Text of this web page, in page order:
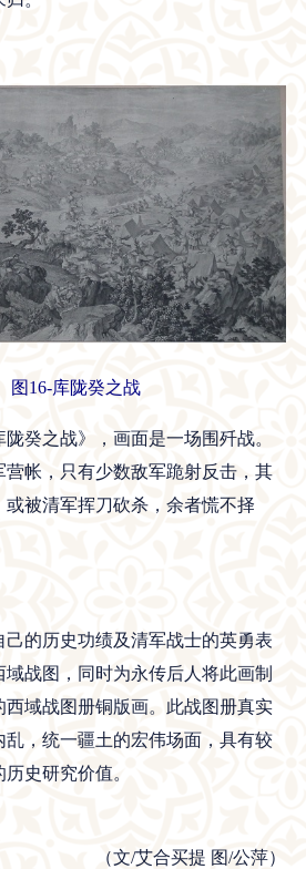
图16-库陇癸之战
癸之战》，画面是一场围歼战。
帐，只有少数敌军跪射反击，其
被清军挥刀砍杀，余者慌不择
己的历史功绩及清军战士的英勇表
战图，同时为永传后人将此画制
西域战图册铜版画。此战图册真实
，统一疆土的宏伟场面，具有较
史研究价值。
（文/艾合买提 图/公萍）